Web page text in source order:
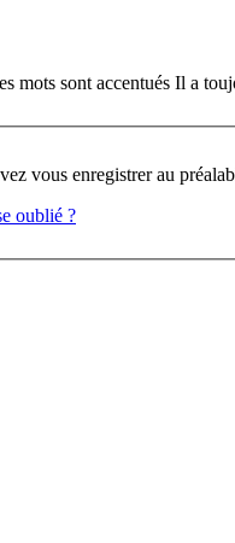
mots sont accentués Il a
oublié ?